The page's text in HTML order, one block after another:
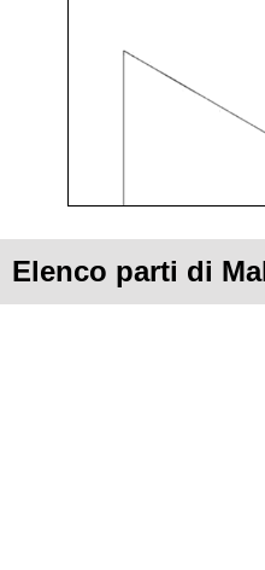
Elenco parti di